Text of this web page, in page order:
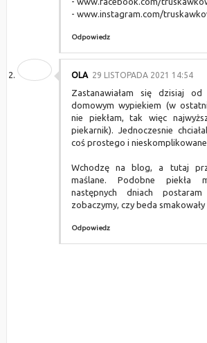
- www.instagram.com/
Odpowiedz
OLA 29 LISTOPADA 2021 14:54
Zastanawiałam się dzisiaj
domowym wypiekiem (w
nie piekłam, tak więc
piekarnik). Jednoczesnie
coś prostego i
Wchodzę na blog, a tutaj
maślane. Podobne piekła
następnych dniach
zobaczymy, czy beda
Odpowiedz